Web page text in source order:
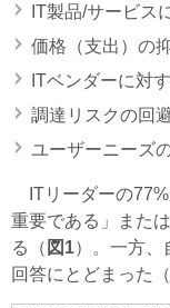
IT製品/サービス
価格（支出）の
ITベンダーに対
調達リスクの回
ユーザーニーズ
ITリーダーの77%
重要である」また
る（ 図1）。一方、
回答にとどまった（